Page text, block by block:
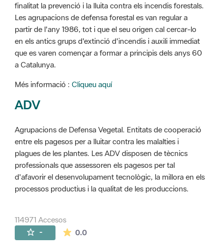
finalitat la prevenció i la lluita contra els incendis forestals.
Les agrupacions de defensa forestal es van regular a
partir de l'any 1986, tot i que el seu origen cal cercar-lo
en els antics grups d'extinció d'incendis i auxili immediat
que es varen començar a formar a principis dels anys 60
a Catalunya.
Més informació : Cliqueu aquí
ADV
Agrupacions de Defensa Vegetal. Entitats de cooperació
entre els pagesos per a lluitar contra les malalties i
plagues de les plantes. Les ADV disposen de tècnics
professionals que assessoren els pagesos per tal
d'afavorir el desenvolupament tecnològic, la millora en els
processos productius i la qualitat de les produccions.
114971 Accesos
- 0.0La valoración media es de 0 estrellas de